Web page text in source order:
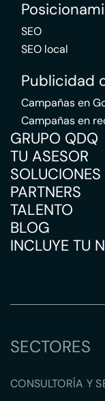
SEO
SEO local
Publicidad
Campañas en
Campañas en
GRUPO QDQ
TU ASESOR
PARTNERS
TALENTO
BLOG
INCLUYE TU
SECTORES
CONSULTORÍA Y